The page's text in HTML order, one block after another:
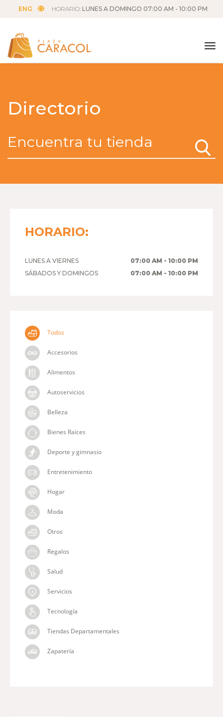
ENG HORARIO: LUNES A DOMINGO 07:00 AM - 10:00 PM
Directorio
HORARIO:
LUNES A VIERNES
07:00 AM - 10:00 PM
SÁBADOS Y DOMINGOS
07:00 AM - 10:00 PM
Todos
Accesorios
Alimentos
Autoservicios
Belleza
Bienes Raíces
Deporte y gimnasio
Entretenimiento
Hogar
Moda
Otros
Regalos
Salud
Servicios
Tecnología
Tiendas Departamentales
Zapatería